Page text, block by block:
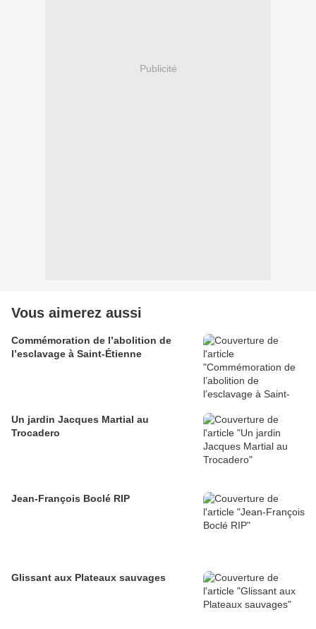
Publicité
Vous aimerez aussi
Commémoration de l’abolition de
l’esclavage à Saint-Étienne
Un jardin Jacques Martial au
Trocadero
Jean-François Boclé RIP
Glissant aux Plateaux sauvages